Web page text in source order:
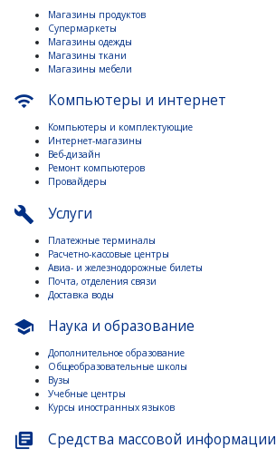
Магазины продуктов
Супермаркеты
Магазины одежды
Магазины ткани
Магазины мебели
wifi Компьютеры и интернет
Компьютеры и комплектующие
Интернет-магазины
Веб-дизайн
Ремонт компьютеров
Провайдеры
build Услуги
Платежные терминалы
Расчетно-кассовые центры
Авиа- и железнодорожные билеты
Почта, отделения связи
Доставка воды
school Наука и образование
Дополнительное образование
Общеобразовательные школы
Вузы
Учебные центры
Курсы иностранных языков
library_books Средства массовой информации